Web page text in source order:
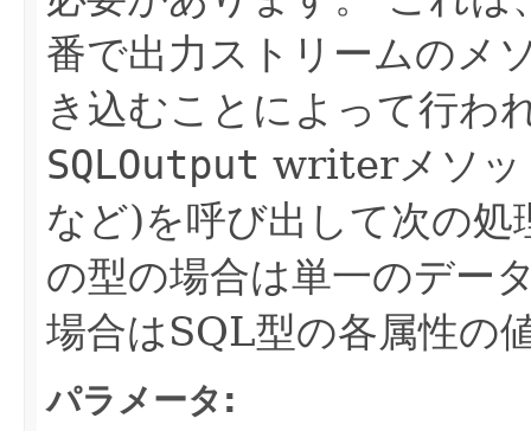
番で出力ストリームのメ
き込むことによって行わ
SQLOutput writerメソッ
など)を呼び出して次の
の型の場合は単一のデー
場合はSQL型の各属性の
パラメータ: